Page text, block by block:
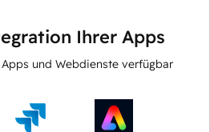
Ihrer Apps
und Webdienste verfügbar